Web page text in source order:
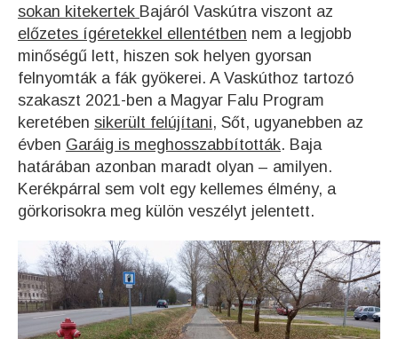
sokan kitekertek Bajáról Vaskútra viszont az
előzetes ígéretekkel ellentétben nem a legjobb
minőségű lett, hiszen sok helyen gyorsan
felnyomták a fák gyökerei. A Vaskúthoz tartozó
szakaszt 2021-ben a Magyar Falu Program
keretében sikerült felújítani, Sőt, ugyanebben az
évben Garáig is meghosszabbították. Baja
határában azonban maradt olyan – amilyen.
Kerékpárral sem volt egy kellemes élmény, a
görkorisokra meg külön veszélyt jelentett.